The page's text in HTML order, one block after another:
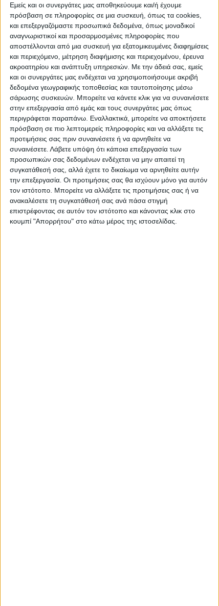
Εμείς και οι συνεργάτες μας αποθηκεύουμε και/ή έχουμε
πρόσβαση σε πληροφορίες σε μια συσκευή, όπως τα cookies,
και επεξεργαζόμαστε προσωπικά δεδομένα, όπως μοναδικοί
αναγνωριστικοί και προσαρμοσμένες πληροφορίες που
αποστέλλονται από μια συσκευή για εξατομικευμένες διαφημίσεις
και περιεχόμενο, μέτρηση διαφήμισης και περιεχομένου, έρευνα
ακροατηρίου και ανάπτυξη υπηρεσιών. Με την άδειά σας, εμείς
και οι συνεργάτες μας ενδέχεται να χρησιμοποιήσουμε ακριβή
δεδομένα γεωγραφικής τοποθεσίας και ταυτοποίησης μέσω
σάρωσης συσκευών. Μπορείτε να κάνετε κλικ για να συναινέσετε
στην επεξεργασία από εμάς και τους συνεργάτες μας όπως
περιγράφεται παραπάνω. Εναλλακτικά, μπορείτε να αποκτήσετε
πρόσβαση σε πιο λεπτομερείς πληροφορίες και να αλλάξετε τις
προτιμήσεις σας πριν συναινέσετε ή να αρνηθείτε να
συναινέσετε. Λάβετε υπόψη ότι κάποια επεξεργασία των
προσωπικών σας δεδομένων ενδέχεται να μην απαιτεί τη
συγκατάθεσή σας, αλλά έχετε το δικαίωμα να αρνηθείτε αυτήν
την επεξεργασία. Οι προτιμήσεις σας θα ισχύουν μόνο για αυτόν
τον ιστότοπο. Μπορείτε να αλλάξετε τις προτιμήσεις σας ή να
ανακαλέσετε τη συγκατάθεσή σας ανά πάσα στιγμή
επιστρέφοντας σε αυτόν τον ιστότοπο και κάνοντας κλικ στο
κουμπί "Απορρήτου" στο κάτω μέρος της ιστοσελίδας.
ΠΡΟΗΓΟΥΜΕΝΟ ΑΡΘΡΟ
Έγκλημα στην Άρτα:
Μπροστά στα μάτια του
παιδιού του σκότωσε τον
πεθερό του ο 29χρονος
ΕΠΟΜΕΝΟ ΑΡΘΡΟ
Ο πρώτος πολιτικός γάμος
στην Καρδίτσα
ΝΕΟΣ ΑΓΩΝ
https://neosagon.gr
Η Αρχαιότερη Καθημερινή Πρωινή Εφημερίδα της Καρδίτσας